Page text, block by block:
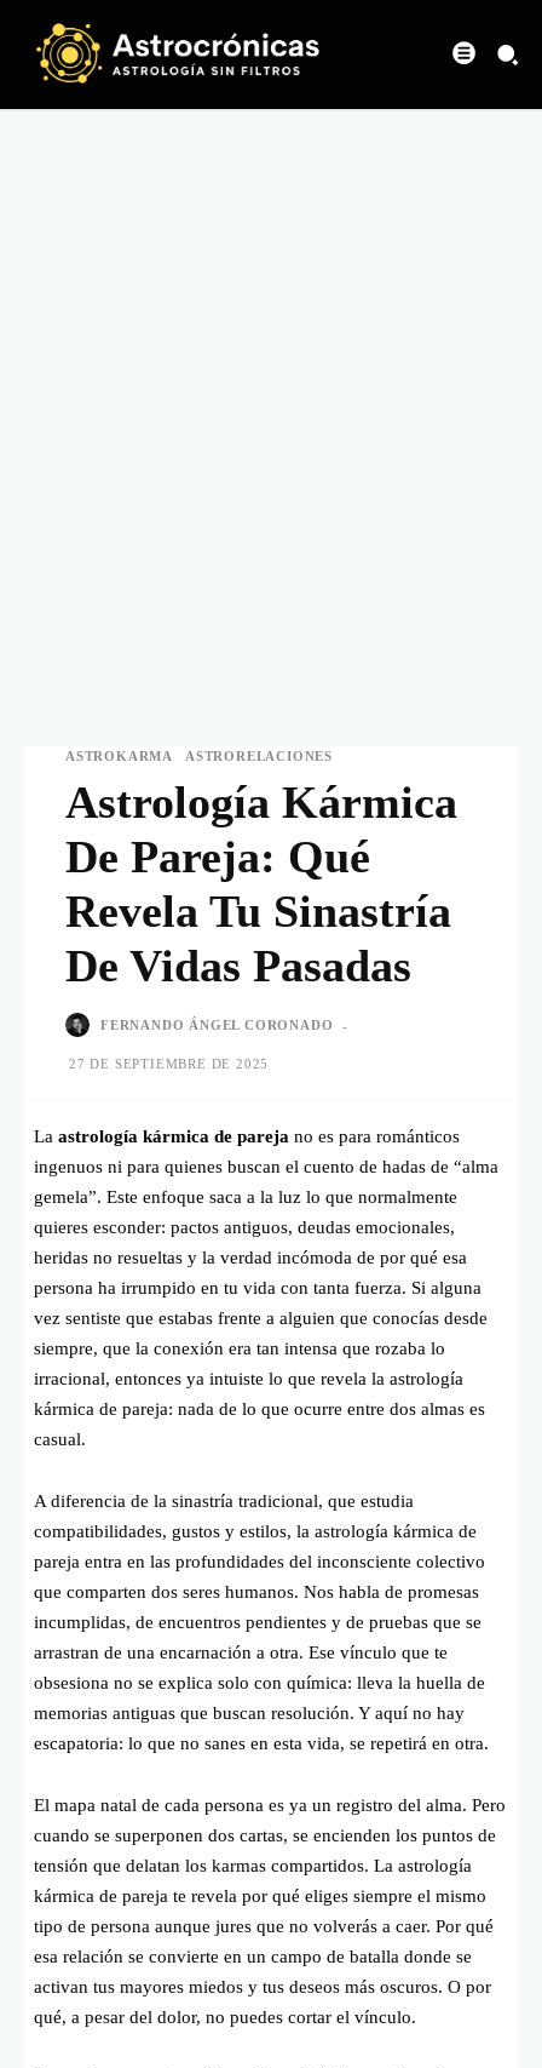
ASTROKARMA ASTRORELACIONES
Astrología Kármica
De Pareja: Qué
Revela Tu Sinastría
De Vidas Pasadas
FERNANDO ÁNGEL CORONADO -
27 DE SEPTIEMBRE DE 2025
La astrología kármica de pareja no es para románticos
ingenuos ni para quienes buscan el cuento de hadas de “alma
gemela”. Este enfoque saca a la luz lo que normalmente
quieres esconder: pactos antiguos, deudas emocionales,
heridas no resueltas y la verdad incómoda de por qué esa
persona ha irrumpido en tu vida con tanta fuerza. Si alguna
vez sentiste que estabas frente a alguien que conocías desde
siempre, que la conexión era tan intensa que rozaba lo
irracional, entonces ya intuiste lo que revela la astrología
kármica de pareja: nada de lo que ocurre entre dos almas es
casual.
A diferencia de la sinastría tradicional, que estudia
compatibilidades, gustos y estilos, la astrología kármica de
pareja entra en las profundidades del inconsciente colectivo
que comparten dos seres humanos. Nos habla de promesas
incumplidas, de encuentros pendientes y de pruebas que se
arrastran de una encarnación a otra. Ese vínculo que te
obsesiona no se explica solo con química: lleva la huella de
memorias antiguas que buscan resolución. Y aquí no hay
escapatoria: lo que no sanes en esta vida, se repetirá en otra.
El mapa natal de cada persona es ya un registro del alma. Pero
cuando se superponen dos cartas, se encienden los puntos de
tensión que delatan los karmas compartidos. La astrología
kármica de pareja te revela por qué eliges siempre el mismo
tipo de persona aunque jures que no volverás a caer. Por qué
esa relación se convierte en un campo de batalla donde se
activan tus mayores miedos y tus deseos más oscuros. O por
qué, a pesar del dolor, no puedes cortar el vínculo.